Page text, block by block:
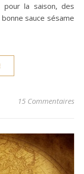
sauce sésame
15 Commentaires